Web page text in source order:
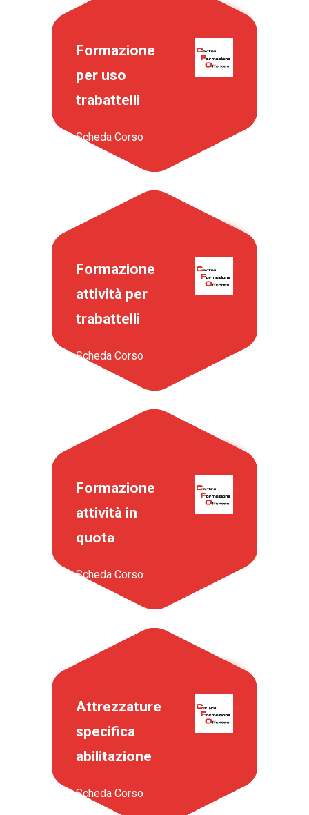
Formazione
per uso
trabattelli
Scheda Corso
Formazione
attività per
trabattelli
Scheda Corso
Formazione
attività in
quota
Scheda Corso
Attrezzature
specifica
abilitazione
Scheda Corso